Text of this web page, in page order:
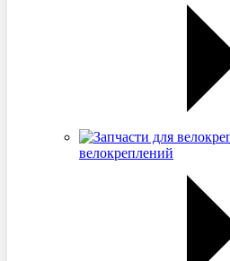
велокреплений